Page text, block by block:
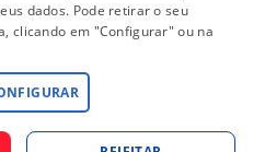
dados. Pode retirar o seu
clicando em "Configurar" ou na